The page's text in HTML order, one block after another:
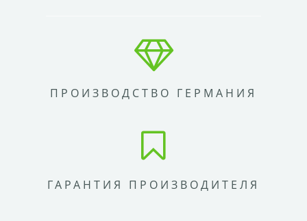
ПРОИЗВОДСТВО ГЕРМАНИЯ
ГАРАНТИЯ ПРОИЗВОДИТЕЛЯ